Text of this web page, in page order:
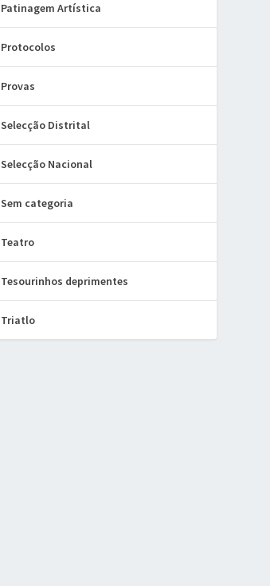
Patinagem Artística
Protocolos
Provas
Selecção Distrital
Selecção Nacional
Sem categoria
Teatro
Tesourinhos deprimentes
Triatlo